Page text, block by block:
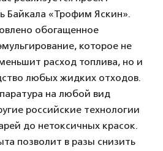
Байкала «Трофим Яскин».
обогащенное
которое не
расход топлива, но и
любых жидких отходов.
на любой вид
российские технологии
до нетоксичных красок.
позволит в разы снизить